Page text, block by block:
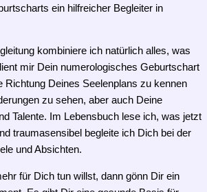
ein hilfreicher Begleiter in
kombiniere ich natürlich alles, was
mir Dein numerologisches Geburtschart
Richtung Deines Seelenplans zu kennen
zu sehen, aber auch Deine
Talente. Im Lebensbuch lese ich, was jetzt
traumasensibel begleite ich Dich bei der
und Absichten.
für Dich tun willst, dann gönn Dir ein